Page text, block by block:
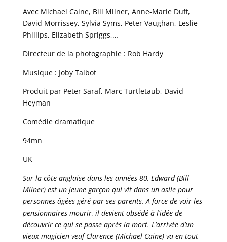
Avec Michael Caine, Bill Milner, Anne-Marie Duff,
David Morrissey, Sylvia Syms, Peter Vaughan, Leslie
Phillips, Elizabeth Spriggs,…
Directeur de la photographie : Rob Hardy
Musique : Joby Talbot
Produit par Peter Saraf, Marc Turtletaub, David
Heyman
Comédie dramatique
94mn
UK
Sur la côte anglaise dans les années 80, Edward (Bill
Milner) est un jeune garçon qui vit dans un asile pour
personnes âgées géré par ses parents. A force de voir les
pensionnaires mourir, il devient obsédé à l’idée de
découvrir ce qui se passe après la mort. L’arrivée d’un
vieux magicien veuf Clarence (Michael Caine) va en tout